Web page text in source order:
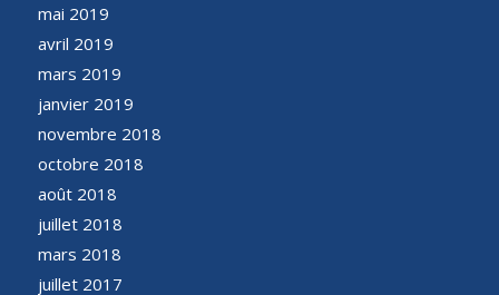
mai 2019
avril 2019
mars 2019
janvier 2019
novembre 2018
octobre 2018
août 2018
juillet 2018
mars 2018
juillet 2017